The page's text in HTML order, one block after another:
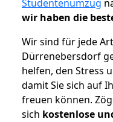
Studentenumzug
wir haben die
Wir sind für jede
Dürrenebersdorf
helfen, den Stress
damit Sie sich auf
freuen können.
sich kostenlose